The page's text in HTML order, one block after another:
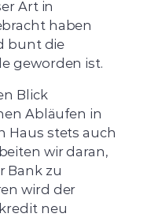
Art in
haben
bunt die
geworden ist.
Blick
Abläufen in
Haus stets auch
wir daran,
Bank zu
wird der
neu